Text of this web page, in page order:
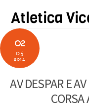
content
Atletica
02
05
2014
AV DESPAR E
CORSA